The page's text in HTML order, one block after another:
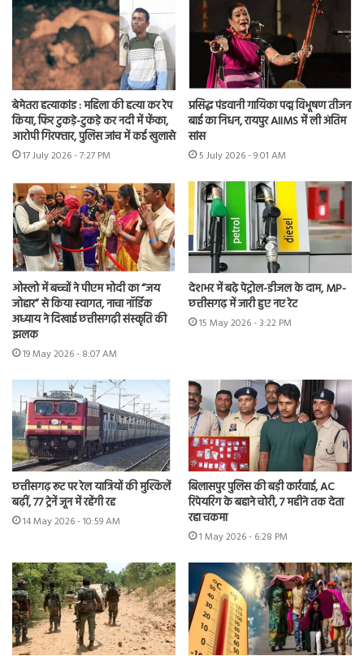
बेमेतरा हत्याकांड : महिला की हत्या कर रेप
किया, फिर टुकड़े-टुकड़े कर नदी में फेंका,
आरोपी गिरफ्तार, पुलिस जांच में कई खुलासे
17 July 2026 - 7:27 PM
प्रसिद्ध पंडवानी गायिका पद्म विभूषण तीजन
बाई का निधन, रायपुर AIIMS में ली अंतिम
सांस
5 July 2026 - 9:01 AM
ओस्लो में बच्चों ने पीएम मोदी का “जय
जोहार” से किया स्वागत, नाचा नॉर्डिक
अध्याय ने दिखाई छत्तीसगढ़ी संस्कृति की
झलक
19 May 2026 - 8:07 AM
देशभर में बढ़े पेट्रोल-डीजल के दाम, MP-
छत्तीसगढ़ में जारी हुए नए रेट
15 May 2026 - 3:22 PM
छत्तीसगढ़ रूट पर रेल यात्रियों की मुश्किलें
बढ़ीं, 77 ट्रेनें जून में रहेंगी रद्द
14 May 2026 - 10:59 AM
बिलासपुर पुलिस की बड़ी कार्रवाई, AC
रिपेयरिंग के बहाने चोरी, 7 महीने तक देता
रहा चकमा
1 May 2026 - 6:28 PM